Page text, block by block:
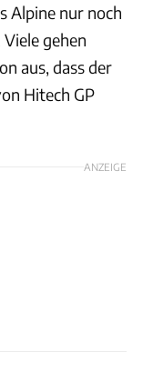
Alpine nur noch
gehen
aus, dass der
Hitech GP
ANZEIGE